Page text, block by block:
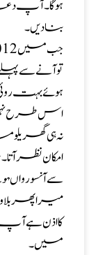
ہوگا۔آپ
بنا دیں۔
تو آنے سے
ہوئے بہت
اس طرح نہیں
نہ ہی گھریلو
امکان نظر
سے آنسو
میرا پھر
کا اذن ہےآپ
میں۔